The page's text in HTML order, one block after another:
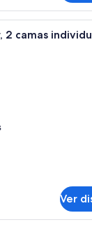
2 camas
Ver